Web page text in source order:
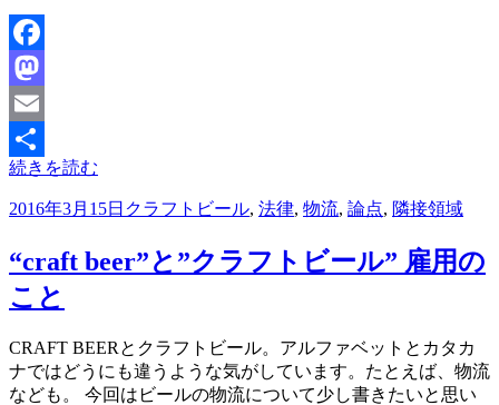
Facebook
Mastodon
Email
共
有
続きを読む
投
日:
2016年3月15日 クラフトビール, 法律, 物流, 論点, 隣接領域
“craft beer”と”クラフトビール” 雇用の
こと
投稿者master
CRAFT BEERとクラフトビール。アルファベットとカタカ
ナではどうにも違うような気がしています。たとえば、物流
なども。 今回はビールの物流について少し書きたいと思い